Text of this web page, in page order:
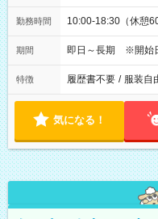
勤務時間 10:00-18:30（休憩
期間 即日～長期 ※開始
特徴 履歴書不要 / 服装自
気になる！